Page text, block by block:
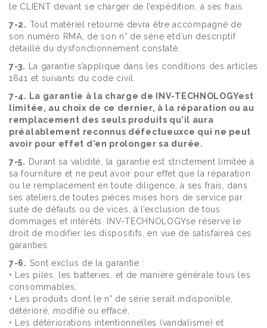
le CLIENT devant se charger de l’expédition, à ses frais.
7-2. Tout matériel retourné devra être accompagné de
son numéro RMA, de son n° de série etd’un descriptif
détaillé du dysfonctionnement constaté.
7-3.
La garantie s’applique dans les conditions des articles
1641 et suivants du code civil.
7-4. La garantie à la charge de INV-TECHNOLOGYest
limitée, au choix de ce dernier, à la réparation ou au
remplacement des seuls produits qu’il aura
préalablement reconnus défectueuxce qui ne peut
avoir pour effet d'en prolonger sa durée.
7-5. Durant sa validité, la garantie est strictement limitée à
sa fourniture et ne peut avoir pour effet que la réparation
ou le remplacement en toute diligence, à ses frais, dans
ses ateliers,de toutes pièces mises hors de service par
suite de défauts ou de vices, à l’exclusion de tous
dommages et intérêts. INV-TECHNOLOGYse réserve le
droit de modifier les dispositifs, en vue de satisfaireà ces
garanties.
7-6. Sont exclus de la garantie :
• Les piles, les batteries, et de manière générale tous les
consommables,
• Les produits dont le n° de série serait indisponible,
détérioré, modifié ou effacé,
• Les détériorations intentionnelles (vandalisme) et